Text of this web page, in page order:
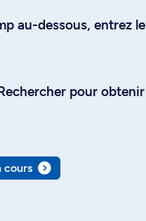
au-dessous, entrez
pour
cours